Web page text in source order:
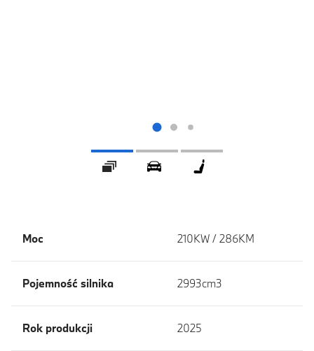
Galeria 360 ° Wygląd zewnętrzny
Moc 210KW / 286KM
Pojemność silnika 2993cm3
Rok produkcji 2025